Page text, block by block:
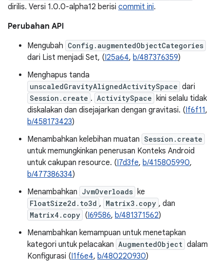
dirilis. Versi 1.0.0-alpha12 berisi commit ini.
Perubahan API
Mengubah Config.augmentedObjectCategories
dari List menjadi Set, (I25a64, b/487376359)
Menghapus tanda
unscaledGravityAlignedActivitySpace dari
Session.create . ActivitySpace kini selalu tidak
diskalakan dan disejajarkan dengan gravitasi. (If6f11,
b/458173423)
Menambahkan kelebihan muatan Session.create
untuk memungkinkan penerusan Konteks Android
untuk cakupan resource. (I7d3fe, b/415805990,
b/477386334)
Menambahkan JvmOverloads ke
FloatSize2d.to3d , Matrix3.copy , dan
Matrix4.copy (I69586, b/481371562)
Menambahkan kemampuan untuk menetapkan
kategori untuk pelacakan AugmentedObject dalam
Konfigurasi (I1f6e4, b/480220930)